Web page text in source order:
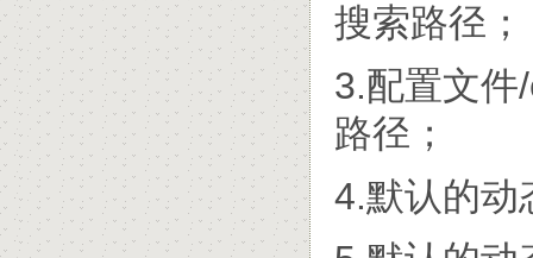
搜索路径；
3.配置文件
路径；
4.默认的动